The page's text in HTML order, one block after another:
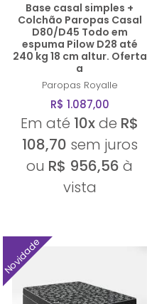
Base casal simples +
Colchão Paropas Casal
D80/D45 Todo em
espuma Pilow D28 até
240 kg 18 cm altur. Oferta
a
Paropas Royalle
R$ 1.087,00
Em até 10xde R$
108,70 sem juros
ou R$ 956,56 à
vista
Novidade